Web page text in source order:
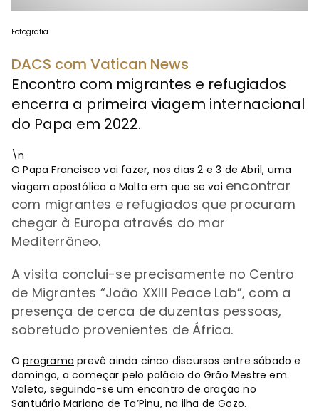
Fotografia
DACS com Vatican News
Encontro com migrantes e refugiados
encerra a primeira viagem internacional
do Papa em 2022.
\n
O Papa Francisco vai fazer, nos dias 2 e 3 de Abril, uma
viagem apostólica a Malta em que se vai encontrar
com migrantes e refugiados que procuram
chegar à Europa através do mar
Mediterrâneo.
A visita conclui-se precisamente no Centro
de Migrantes “João XXIII Peace Lab”, com a
presença de cerca de duzentas pessoas,
sobretudo provenientes de África.
Oprograma prevê ainda cinco discursos entre sábado e
domingo, a começar pelo palácio do Grão Mestre em
Valeta, seguindo-se um encontro de oração no
Santuário Mariano de Ta’Pinu, na ilha de Gozo.